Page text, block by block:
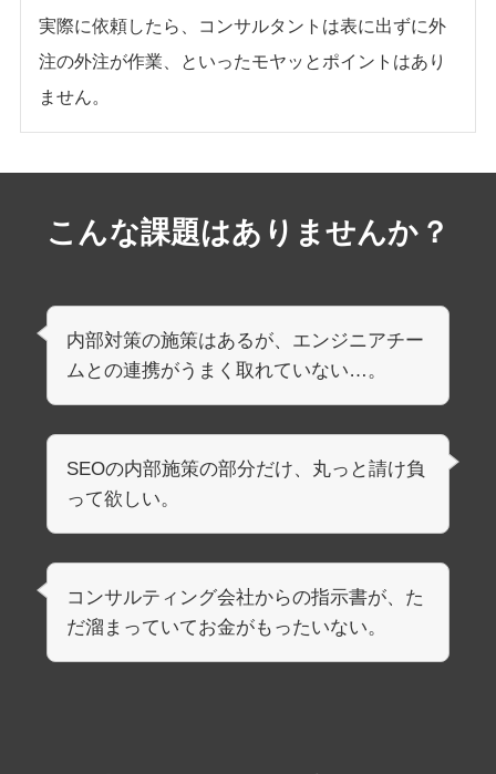
実際に依頼したら、コンサルタントは表に出ずに外
注の外注が作業、といったモヤッとポイントはあり
ません。
こんな課題はありませんか？
内部対策の施策はあるが、エンジニアチー
ムとの連携がうまく取れていない…。
SEOの内部施策の部分だけ、丸っと請け負
って欲しい。
コンサルティング会社からの指示書が、た
だ溜まっていてお金がもったいない。